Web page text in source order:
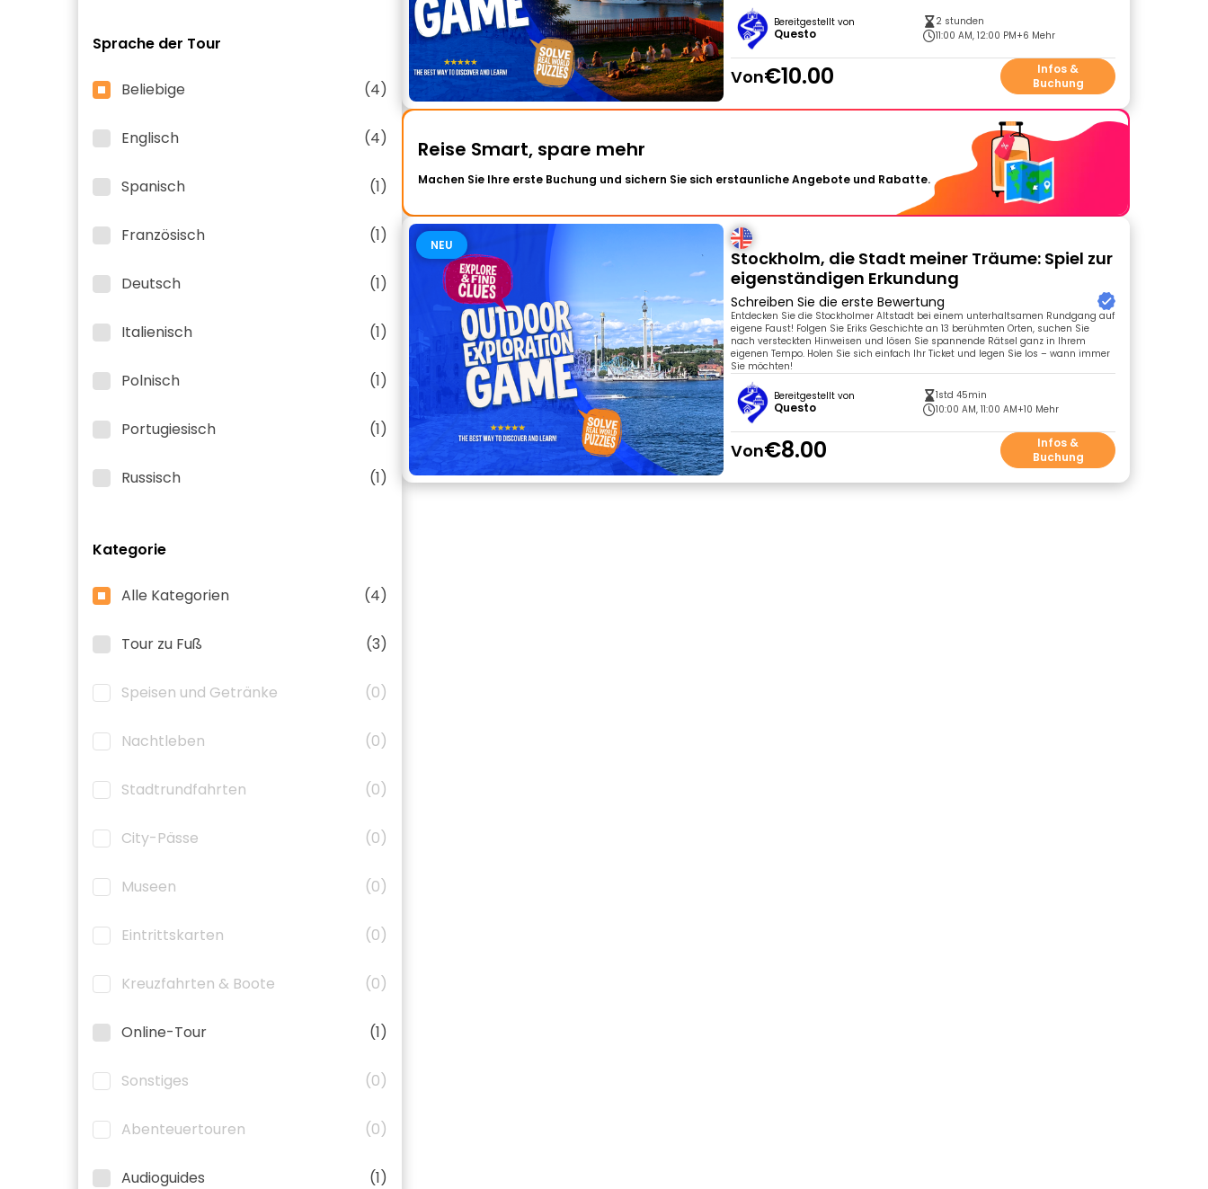
Sprache der Tour
Beliebige (4)
Englisch (4)
Spanisch (1)
Französisch (1)
Deutsch (1)
Italienisch (1)
Polnisch (1)
Portugiesisch (1)
Russisch (1)
Kategorie
Alle Kategorien (4)
Tour zu Fuß (3)
Speisen und Getränke (0)
Nachtleben (0)
Stadtrundfahrten (0)
City-Pässe (0)
Museen (0)
Eintrittskarten (0)
Kreuzfahrten & Boote (0)
Online-Tour (1)
Sonstiges (0)
Abenteuertouren (0)
Audioguides (1)
Bereitgestellt von
Questo
2 stunden
11:00 AM, 12:00 PM+6 Mehr
Von€10.00
Infos &
Buchung
Reise Smart, spare mehr
Machen Sie Ihre erste Buchung und sichern Sie sich erstaunliche Angebote und Rabatte.
NEU
Stockholm, die Stadt meiner Träume: Spiel zur
eigenständigen Erkundung
Schreiben Sie die erste Bewertung
Entdecken Sie die Stockholmer Altstadt bei einem unterhaltsamen Rundgang auf
eigene Faust! Folgen Sie Eriks Geschichte an 13 berühmten Orten, suchen Sie
nach versteckten Hinweisen und lösen Sie spannende Rätsel ganz in Ihrem
eigenen Tempo. Holen Sie sich einfach Ihr Ticket und legen Sie los – wann immer
Sie möchten!
Bereitgestellt von
Questo
1std 45min
10:00 AM, 11:00 AM+10 Mehr
Von€8.00
Infos &
Buchung